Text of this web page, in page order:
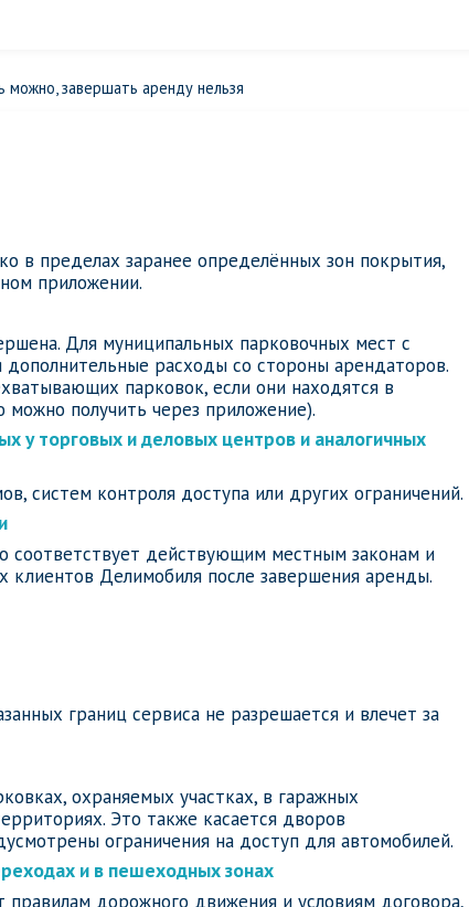
можно, завершать аренду нельзя
в пределах заранее определённых зон покрытия,
приложении.
Для муниципальных парковочных мест с
расходы со стороны арендаторов.
парковок, если они находятся в
получить через приложение).
у торговых и деловых центров и аналогичных
систем контроля доступа или других ограничений.
соответствует действующим местным законам и
клиентов Делимобиля после завершения аренды.
границ сервиса не разрешается и влечет за
охраняемых участках, в гаражных
Это также касается дворов
ограничения на доступ для автомобилей.
и в пешеходных зонах
дорожного движения и условиям договора,